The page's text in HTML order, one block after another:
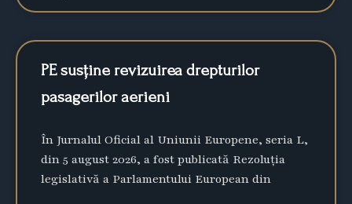
PE susține revizuirea drepturilor
pasagerilor aerieni
În Jurnalul Oficial al Uniunii Europene, seria L,
din 5 august 2026, a fost publicată Rezoluția
legislativă a Parlamentului European din